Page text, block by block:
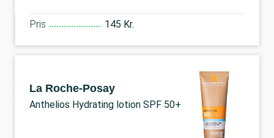
Pris 145 Kr.
La Roche-Posay
Anthelios Hydrating lotion SPF 50+